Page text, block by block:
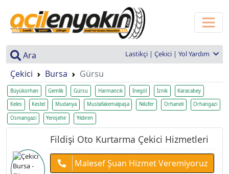
Ara Lastikçi | Çekici | Yol Yardım
Çekici Bursa Gürsu
Büyükorhan Gemlik Gürsu Harmancık İnegöl İznik Karacabey
Keles Kestel Mudanya Mustafakemalpaşa Nilüfer Orhaneli Orhangazi
Osmangazi Yenişehir Yıldırım
Fildişi Oto Kurtarma Çekici Hizmetleri
Malesef Şuan Hizmet Veremiyoruz